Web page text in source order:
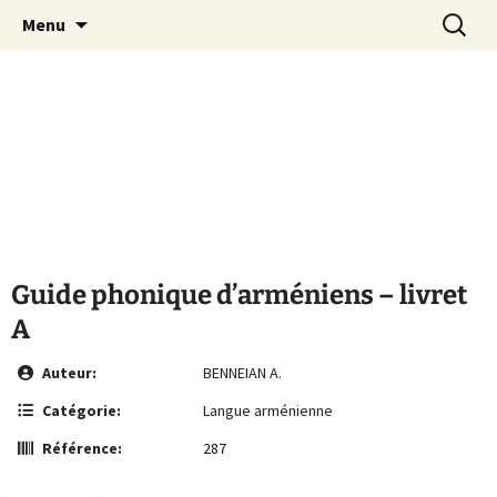
MCA Vienne
Le site de la Maison de la Culture
Arménienne de Vienne
Menu
Guide phonique d’arméniens – livret
A
Auteur:
BENNEIAN A.
Catégorie:
Langue arménienne
Référence:
287